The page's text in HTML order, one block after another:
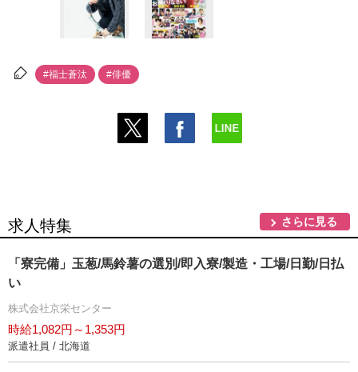
#福士蒼汰 #俳優
求人特集 さらに見る
「寮完備」玉葱/馬鈴薯の選別/即入寮/製造・工場/日勤/日払
い
株式会社京栄センター
時給1,082円～1,353円
派遣社員 / 北海道